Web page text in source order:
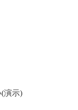
演示)